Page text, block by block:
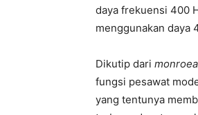
daya frekuensi 400
menggunakan daya
Dikutip dari
fungsi pesawat
yang tentunya